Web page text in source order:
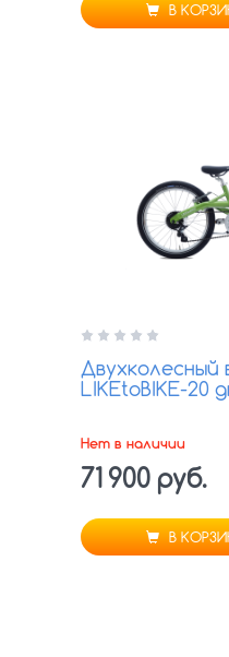
В
Двухколесный
LIKEtoBIKE-20
Нет в наличии
71 900 руб.
В